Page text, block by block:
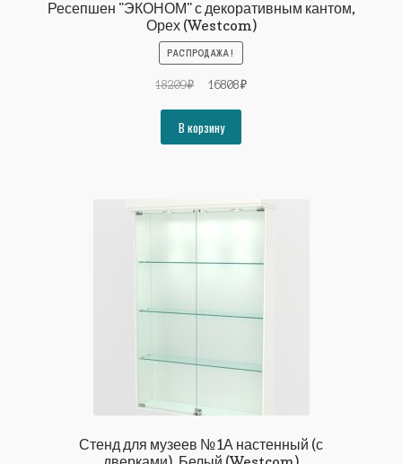
Ресепшен "ЭКОНОМ" с декоративным кантом,
Орех (Westcom)
РАСПРОДАЖА!
18209₽
Первоначальная
составляла
18209₽.
16808₽Текущая
В корзину
Стенд для музеев №1А настенный (с